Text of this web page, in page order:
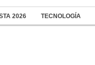
2026 TECNOLOGÍA